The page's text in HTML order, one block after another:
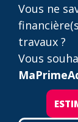
Vous ne
travaux ?
Vous